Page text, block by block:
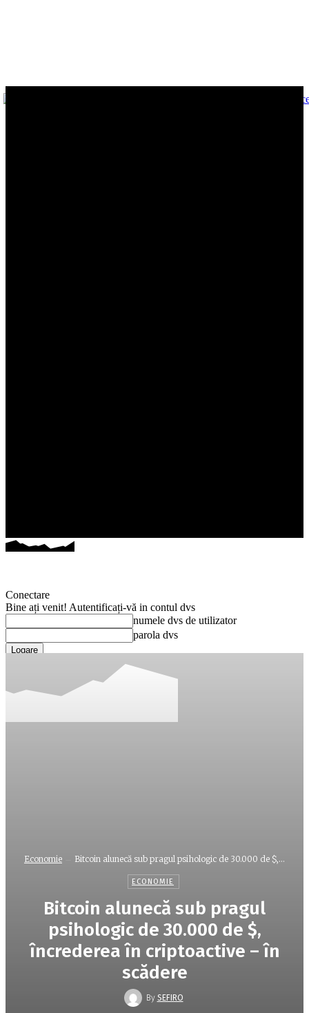
Conectare
Bine ați venit! Autentificați-vă in contul dvs
numele dvs de utilizator
parola dvs
Ați uitat parola? obține ajutor
Recuperați-vă parola
Economie Bitcoin alunecă sub pragul psihologic de 30.000 de $,...
ECONOMIE
Bitcoin alunecă sub pragul
psihologic de 30.000 de $,
încrederea în criptoactive – în
scădere
By SEFIRO